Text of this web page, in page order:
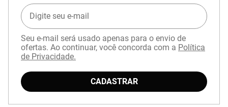
Seu e-mail será usado apenas para o envio de
ofertas. Ao continuar, você concorda com a Política
de Privacidade.
CADASTRAR